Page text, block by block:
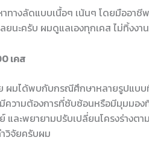
ทางลัดแบบเนื้อๆ เน้นๆ โดยมืออาชีพ
ยนะครับ ผมดูแลเองทุกเคส ไม่ทิ้งง
เคส
ผมได้พบกับกรณีศึกษาหลายรูปแบ
ความต้องการที่ซับซ้อนหรือมีมุมมอง
ละพยายามปรับเปลี่ยนโครงร่างตา
วิจัยครับผม